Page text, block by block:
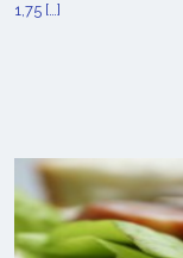
1,75 […]